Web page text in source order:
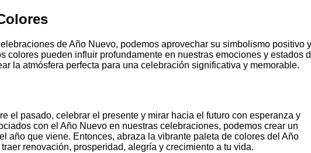
de Año Nuevo, podemos aprovechar su simbolismo positivo y
colores pueden influir profundamente en nuestras emociones y estados
la atmósfera perfecta para una celebración significativa y memorable.
el pasado, celebrar el presente y mirar hacia el futuro con esperanza y
con el Año Nuevo en nuestras celebraciones, podemos crear un
año que viene. Entonces, abraza la vibrante paleta de colores del Año
renovación, prosperidad, alegría y crecimiento a tu vida.